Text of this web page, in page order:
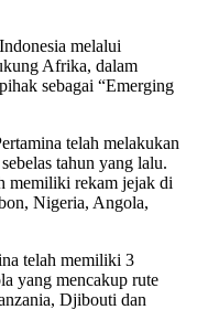
melalui
Afrika, dalam
sebagai “Emerging
telah melakukan
tahun yang lalu.
memiliki rekam jejak di
Nigeria, Angola,
telah memiliki 3
yang mencakup rute
Djibouti dan